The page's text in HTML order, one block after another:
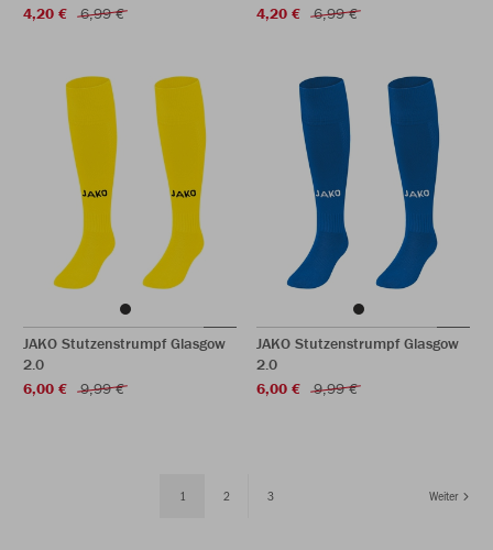
4,20 €
6,99 €
4,20 €
6,99 €
JAKO Stutzenstrumpf Glasgow
2.0
6,00 €
9,99 €
JAKO Stutzenstrumpf Glasgow
2.0
6,00 €
9,99 €
1 2 3 Weiter